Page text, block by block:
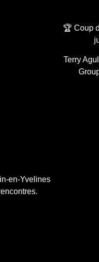
🏆 Coup
Terry
en-Yvelines